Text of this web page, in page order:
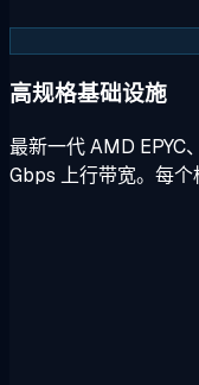
高规格基础设施
最新一代 AMD
Gbps 上行带宽。每个